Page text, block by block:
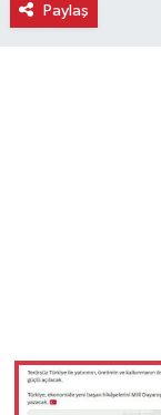
Paylaş
Keşfet
Siyaset